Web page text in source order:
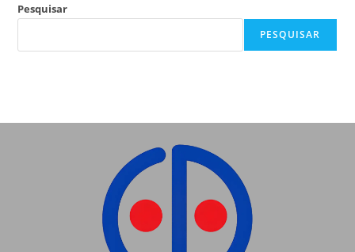
Pesquisar
PESQUISAR